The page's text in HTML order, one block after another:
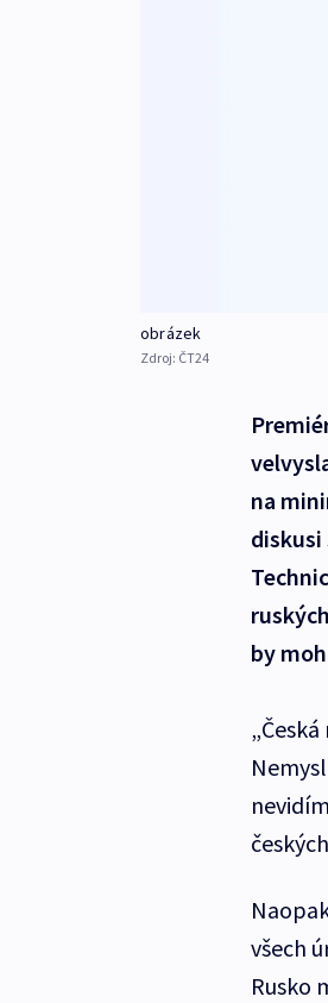
obrázek
Zdroj: ČT24
na
diskusi
by
všech
Rusko